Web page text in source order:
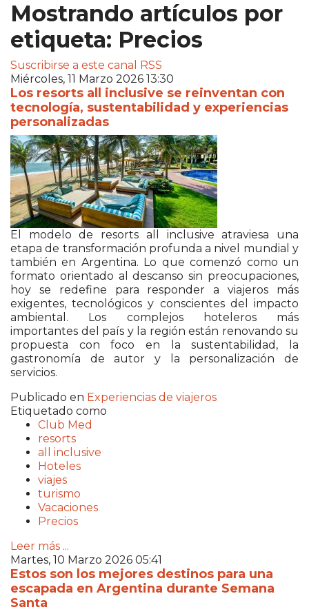
Mostrando artículos por
etiqueta: Precios
Suscribirse a este canal RSS
Miércoles, 11 Marzo 2026 13:30
Los resorts all inclusive se reinventan con
tecnología, sustentabilidad y experiencias
personalizadas
El modelo de resorts all inclusive atraviesa una
etapa de transformación profunda a nivel mundial y
también en Argentina. Lo que comenzó como un
formato orientado al descanso sin preocupaciones,
hoy se redefine para responder a viajeros más
exigentes, tecnológicos y conscientes del impacto
ambiental. Los complejos hoteleros más
importantes del país y la región están renovando su
propuesta con foco en la sustentabilidad, la
gastronomía de autor y la personalización de
servicios.
Publicado en Experiencias de viajeros
Etiquetado como
Club Med
resorts
all inclusive
Hoteles
viajes
turismo
Vacaciones
Precios
Leer más ...
Martes, 10 Marzo 2026 05:41
Estos son los mejores destinos para una
escapada en Argentina durante Semana
Santa